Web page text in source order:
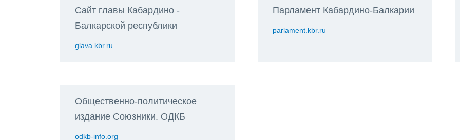
Сайт главы Кабардино -
Балкарской республики
glava.kbr.ru
Парламент Кабардино-Балкарии
parlament.kbr.ru
Общественно-политическое
издание Союзники. ОДКБ
odkb-info.org